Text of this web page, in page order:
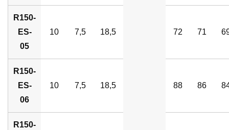
R150-
ES-
05
10 7,5 18,5 72 71
R150-
ES-
06
10 7,5 18,5 88 86
R150-